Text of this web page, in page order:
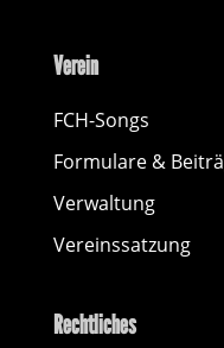
Verein
FCH-Songs
Formulare &
Verwaltung
Vereinssatzung
Rechtliches